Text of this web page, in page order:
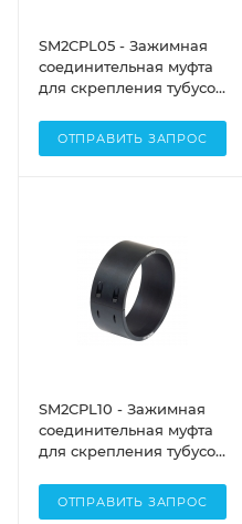
SM2CPL05 - Зажимная
соединительная муфта
для скрепления тубусов
(SM2), длина: 0.5",
Thorlabs
ОТПРАВИТЬ ЗАПРОС
SM2CPL10 - Зажимная
соединительная муфта
для скрепления тубусов
Thorlabs
ОТПРАВИТЬ ЗАПРОС